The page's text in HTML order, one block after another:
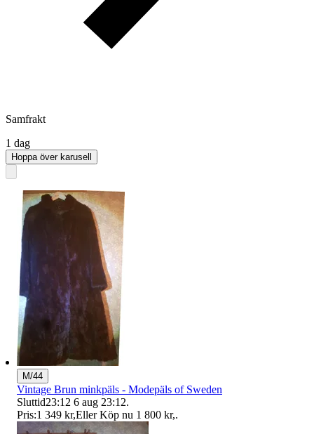
Samfrakt
1 dag
Hoppa över karusell
M/44
Vintage Brun minkpäls - Modepäls of Sweden
Sluttid23:12 6 aug 23:12.
Pris:1 349 kr,Eller Köp nu 1 800 kr,.